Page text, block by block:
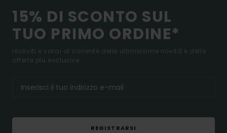
15% DI SCONTO SUL
TUO PRIMO ORDINE*
Iscriviti e sarai al corrente delle ultimissime novità e delle
offerte più esclusive.
REGISTRARSI